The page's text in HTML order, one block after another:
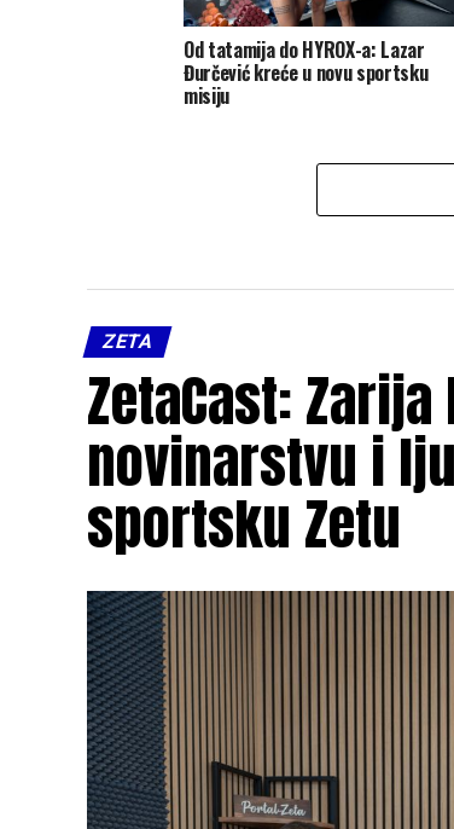
Od tatamija do HYROX-a: Lazar
Đurčević kreće u novu sportsku
misiju
ZETA
ZetaCast:
novinarstvu i
sportsku Zetu